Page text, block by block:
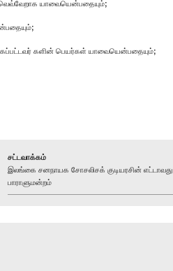
வெவ்வேறாக யாவையென்பதையும்;
களின் பெயர்கள் யாவையென்பதையும்;
சட்டவாக்கம்
இலங்கை சனநாயக சோசலிசக் குடியரசின் எட்டாவது
பாராளுமன்றம்